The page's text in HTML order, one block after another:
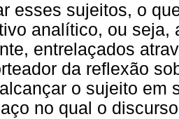
esses sujeitos, o
analítico, ou seja,
entrelaçados
da reflexão
o sujeito em
no qual o